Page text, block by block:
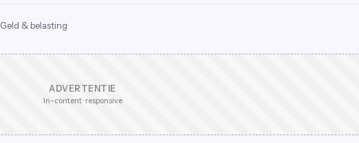
Geld & belasting
ADVERTENTIE
In-content · responsive